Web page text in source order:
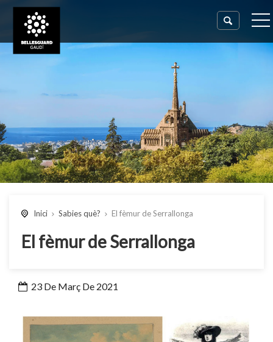
Inici Sabies què? El fèmur de Serrallonga
El fèmur de Serrallonga
23 De Març De 2021